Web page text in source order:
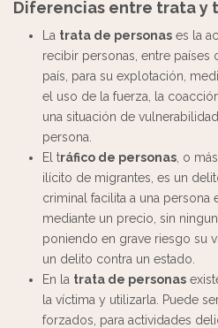
Diferencias entre trata y
La trata de personases la
recibir personas, entre
país, para su explotación,
el uso de la fuerza, la
una situación de
persona.
El tráfico de personas, o
ilícito de migrantes, es un
criminal facilita a una persona
mediante un precio, sin
poniendo en grave riesgo su
un delito contra un estado.
En la trata de personas
la víctima y utilizarla. Puede
forzados, para actividades